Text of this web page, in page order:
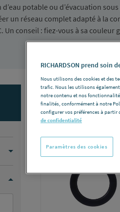
potable ou d’évacuation
un réseau complet adapté à la
Un conseil : fiez-vous à sa
Nombre de produits:
RICHARDSON prend soin
Nous utilisons des cookies et des
trafic. Nous les utilisons
notre contenu et nos
finalités, conformément à notre
configurer vos préférences à partir
de confidentialité
Paramètres des cookies